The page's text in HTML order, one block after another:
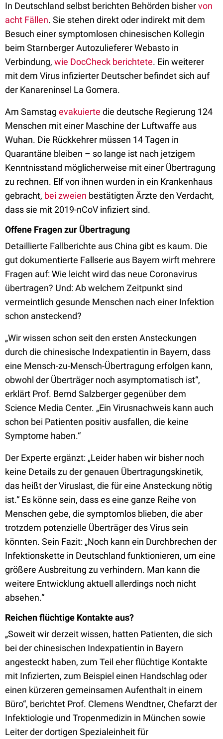
In Deutschland selbst berichten Behörden bishervon
acht Fällen. Sie stehen direkt oder indirekt mit dem
Besuch einer symptomlosen chinesischen Kollegin
beim Starnberger Autozulieferer Webasto in
Verbindung, wie DocCheck berichtete. Ein weiterer
mit dem Virus infizierter Deutscher befindet sich auf
der Kanareninsel La Gomera.
Am Samstag evakuierte die deutsche Regierung 124
Menschen mit einer Maschine der Luftwaffe aus
Wuhan. Die Rückkehrer müssen 14 Tagen in
Quarantäne bleiben – so lange ist nach jetzigem
Kenntnisstand möglicherweise mit einer Übertragung
zu rechnen. Elf von ihnen wurden in ein Krankenhaus
gebracht, bei zweien bestätigten Ärzte den Verdacht,
dass sie mit 2019-nCoV infiziert sind.
Offene Fragen zur Übertragung
Detaillierte Fallberichte aus China gibt es kaum. Die
gut dokumentierte Fallserie aus Bayern wirft mehrere
Fragen auf: Wie leicht wird das neue Coronavirus
übertragen? Und: Ab welchem Zeitpunkt sind
vermeintlich gesunde Menschen nach einer Infektion
schon ansteckend?
„Wir wissen schon seit den ersten Ansteckungen
durch die chinesische Indexpatientin in Bayern, dass
eine Mensch-zu-Mensch-Übertragung erfolgen kann,
obwohl der Überträger noch asymptomatisch ist“,
erklärt Prof. Bernd Salzberger gegenüber dem
Science Media Center. „Ein Virusnachweis kann auch
schon bei Patienten positiv ausfallen, die keine
Symptome haben.“
Der Experte ergänzt: „Leider haben wir bisher noch
keine Details zu der genauen Übertragungskinetik,
das heißt der Viruslast, die für eine Ansteckung nötig
ist.“ Es könne sein, dass es eine ganze Reihe von
Menschen gebe, die symptomlos blieben, die aber
trotzdem potenzielle Überträger des Virus sein
könnten. Sein Fazit: „Noch kann ein Durchbrechen der
Infektionskette in Deutschland funktionieren, um eine
größere Ausbreitung zu verhindern. Man kann die
weitere Entwicklung aktuell allerdings noch nicht
absehen.“
Reichen flüchtige Kontakte aus?
„Soweit wir derzeit wissen, hatten Patienten, die sich
bei der chinesischen Indexpatientin in Bayern
angesteckt haben, zum Teil eher flüchtige Kontakte
mit Infizierten, zum Beispiel einen Handschlag oder
einen kürzeren gemeinsamen Aufenthalt in einem
Büro“, berichtet Prof. Clemens Wendtner, Chefarzt der
Infektiologie und Tropenmedizin in München sowie
Leiter der dortigen Spezialeinheit für